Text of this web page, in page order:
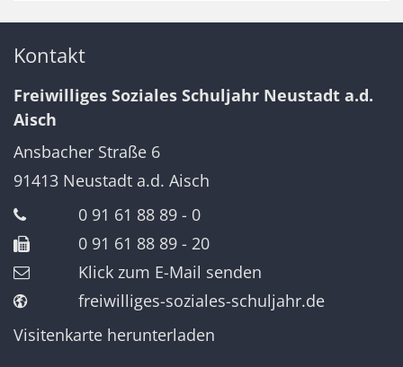
Kontakt
Freiwilliges Soziales Schuljahr Neustadt a.d.
Aisch
Ansbacher Straße 6
91413 Neustadt a.d. Aisch
0 91 61 88 89 - 0
0 91 61 88 89 - 20
Klick zum E-Mail senden
freiwilliges-soziales-schuljahr.de
Visitenkarte herunterladen